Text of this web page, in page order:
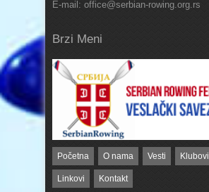
E-mail: office@serbian-rowing.org.rs
Brzi Meni
Početna O nama Vesti Klubovi
Linkovi Kontakt